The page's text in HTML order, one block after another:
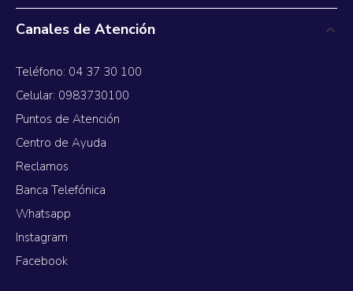
Canales de Atención
Teléfono: 04 37 30 100
Celular: 0983730100
Puntos de Atención
Centro de Ayuda
Reclamos
Banca Telefónica
Whatsapp
Instagram
Facebook